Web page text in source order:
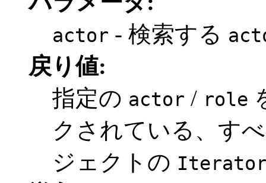
actor - 検索する
戻り値:
指定の actor / role
クされている、す
ジェクトの